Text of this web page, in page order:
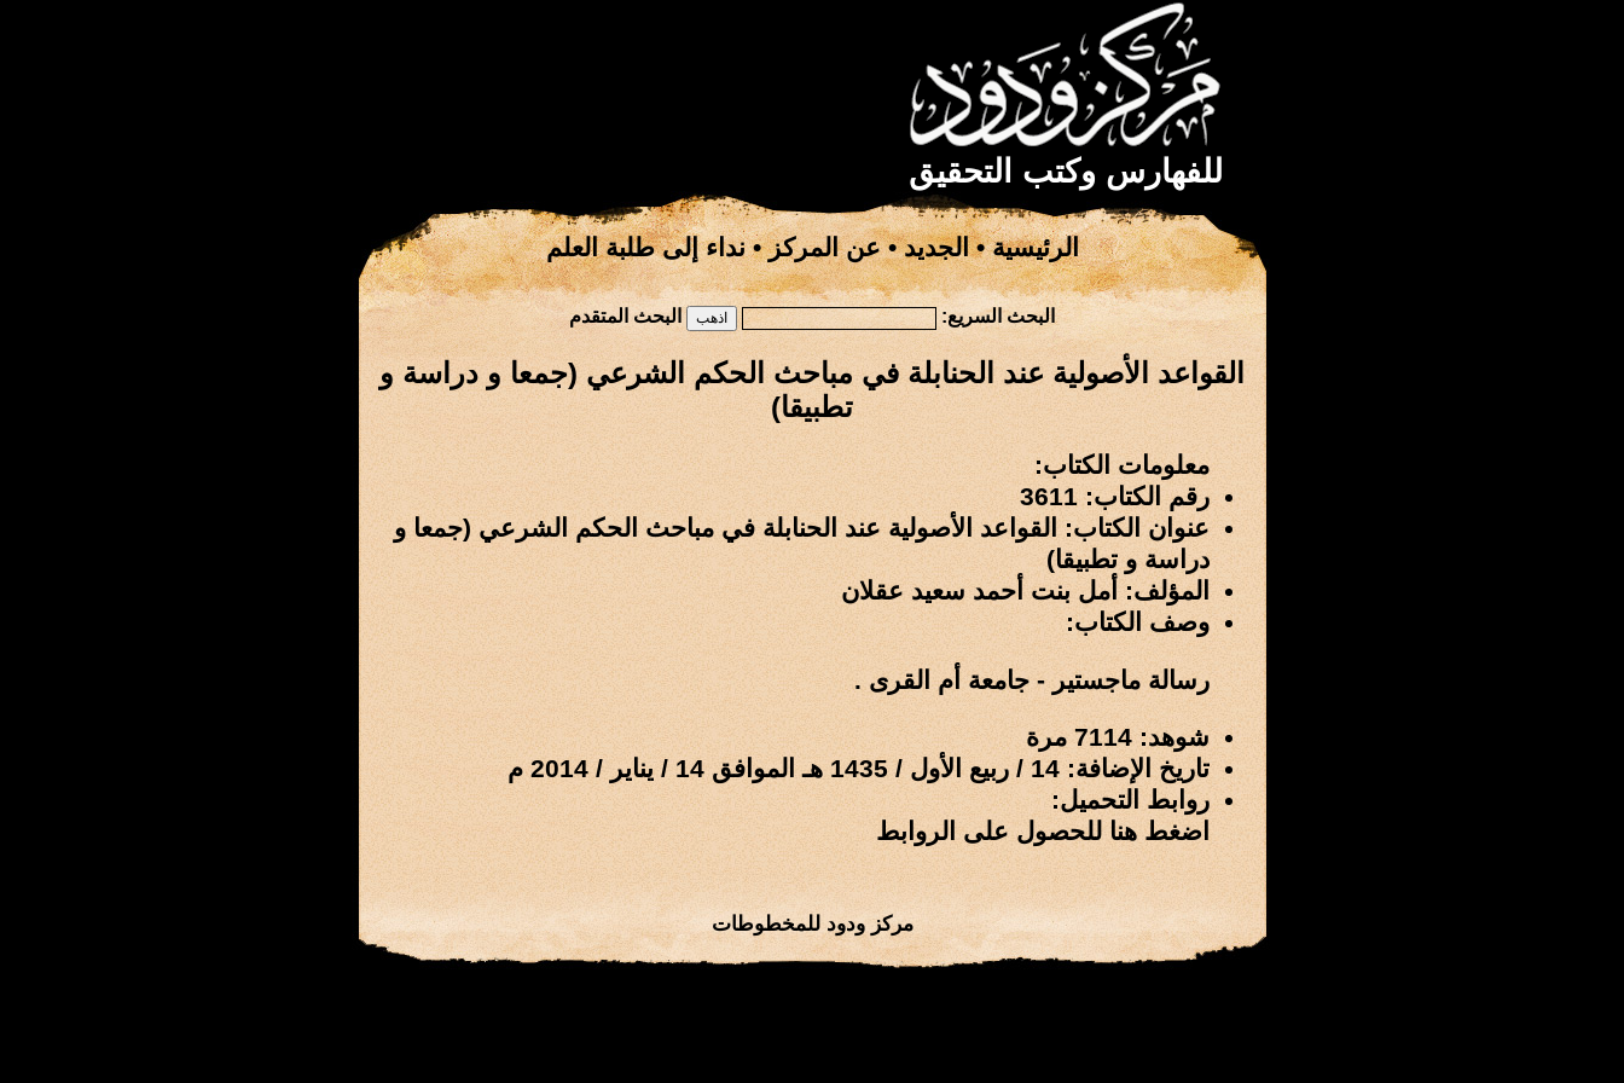
للفهارس وكتب التحقيق
الرئيسية•الجديد•عن المركز•نداء إلى طلبة العلم
البحث السريع: البحث المتقدم
القواعد الأصولية عند الحنابلة في مباحث الحكم الشرعي (جمعا و دراسة و
تطبيقا)
معلومات الكتاب:
رقم الكتاب: 3611
عنوان الكتاب: القواعد الأصولية عند الحنابلة في مباحث الحكم الشرعي (جمعا و
دراسة و تطبيقا)
المؤلف: أمل بنت أحمد سعيد عقلان
وصف الكتاب:
رسالة ماجستير - جامعة أم القرى .
شوهد: 7114 مرة
تاريخ الإضافة: 14 / ربيع الأول / 1435 هـ الموافق 14 / يناير / 2014 م
روابط التحميل:
اضغط هنا للحصول على الروابط
مركز ودود للمخطوطات